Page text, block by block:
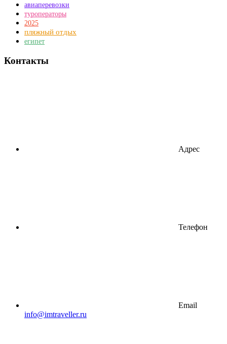
авиаперевозки
туроператоры
2025
пляжный отдых
египет
Контакты
Адрес
Телефон
Email
info@imtraveller.ru